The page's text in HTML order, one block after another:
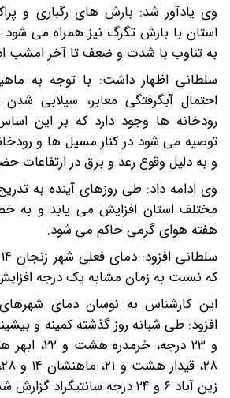
وی یادآور شد:‌ بارش های رگباری و
استان با بارش تگرگ نیز همراه می شود
به تناوب با شدت و ضعف تا آخر امشب
سلطانی اظهار داشت: با توجه به
احتمال آبگرفتگی معابر، سیلابی
رودخانه ها وجود دارد که بر این
توصیه می شود در کنار مسیل ها و
و به دلیل وقوع رعد و برق در ارتفاعات
وی ادامه داد: طی روزهای آینده به
مختلف استان افزایش می یابد و به
هفته هوای گرمی حاکم می شود.
که نسبت به زمان مشابه یک درجه
این کارشناس به نوسان دمای
افزود: طی شبانه روز گذشته کمینه و
زین آباد ۶ و ۲۴ درجه سانتیگراد گزارش شده است.